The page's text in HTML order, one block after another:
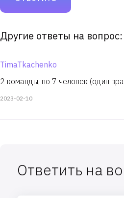
Другие ответы на вопрос:
TimaTkachenko
2 команды, по 7 человек (один
2023-02-10
Ответить на